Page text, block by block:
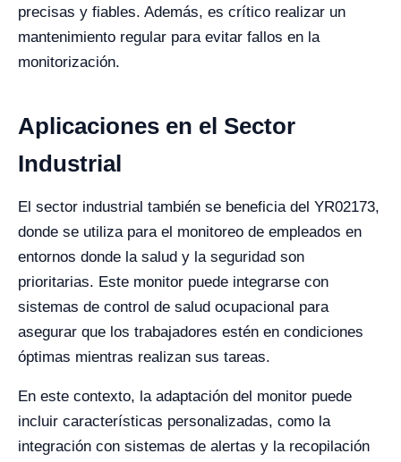
precisas y fiables. Además, es crítico realizar un
mantenimiento regular para evitar fallos en la
monitorización.
Aplicaciones en el Sector
Industrial
El sector industrial también se beneficia del YR02173,
donde se utiliza para el monitoreo de empleados en
entornos donde la salud y la seguridad son
prioritarias. Este monitor puede integrarse con
sistemas de control de salud ocupacional para
asegurar que los trabajadores estén en condiciones
óptimas mientras realizan sus tareas.
En este contexto, la adaptación del monitor puede
incluir características personalizadas, como la
integración con sistemas de alertas y la recopilación